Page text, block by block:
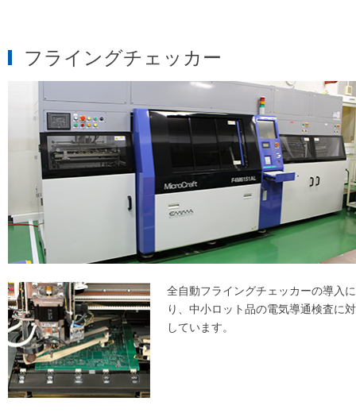
フライングチェッカー
全自動フライングチェッカーの導入
り、中小ロット品の電気導通検査に
しています。